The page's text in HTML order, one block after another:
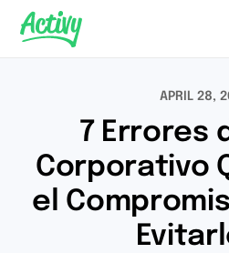
APRIL 28,
7 Errores
Corporativo
el